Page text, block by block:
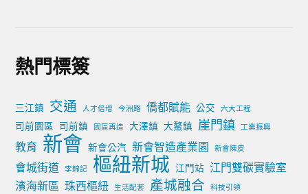
熱門標簽
三江鎮 交通 人才倍增 今洲路 僑都賦能 公交 六大工程
司前園區 司前鎮 園區再造 大澤鎮 大鰲鎮 崖門鎮 工業振興
教育 新會 新會公汽 新會智造產業園 新會陳皮
會城街道 李錦記 樞紐新城 江門站
江門雙碳實驗室
濱海新區 珠西樞紐 生活配套 產城融合 科技引領